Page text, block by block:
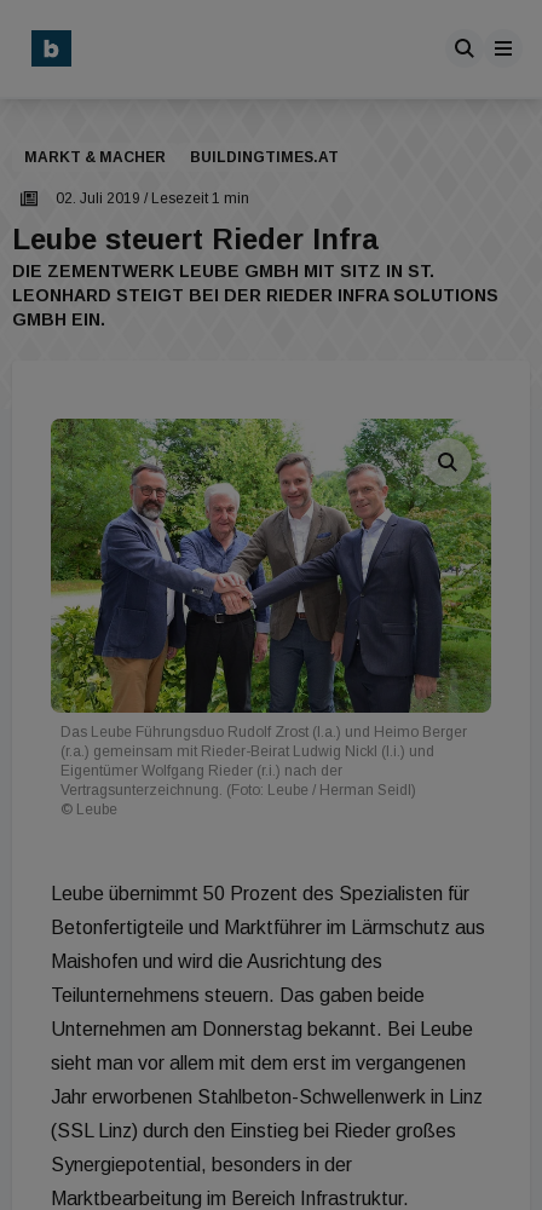
MARKT & MACHER BUILDINGTIMES.AT
02. Juli 2019 / Lesezeit 1 min
Leube steuert Rieder Infra
DIE ZEMENTWERK LEUBE GMBH MIT SITZ IN ST.
LEONHARD STEIGT BEI DER RIEDER INFRA SOLUTIONS
GMBH EIN.
Das Leube Führungsduo Rudolf Zrost (l.a.) und Heimo Berger
(r.a.) gemeinsam mit Rieder-Beirat Ludwig Nickl (l.i.) und
Eigentümer Wolfgang Rieder (r.i.) nach der
Vertragsunterzeichnung. (Foto: Leube / Herman Seidl)
© Leube
Leube übernimmt 50 Prozent des Spezialisten für
Betonfertigteile und Marktführer im Lärmschutz aus
Maishofen und wird die Ausrichtung des
Teilunternehmens steuern. Das gaben beide
Unternehmen am Donnerstag bekannt. Bei Leube
sieht man vor allem mit dem erst im vergangenen
Jahr erworbenen Stahlbeton-Schwellenwerk in Linz
(SSL Linz) durch den Einstieg bei Rieder großes
Synergiepotential, besonders in der
Marktbearbeitung im Bereich Infrastruktur.